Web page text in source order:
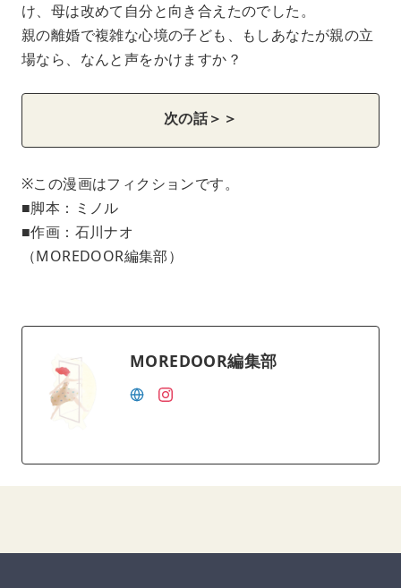
け、母は改めて自分と向き合えたのでした。
親の離婚で複雑な心境の子ども、もしあなたが親の立
場なら、なんと声をかけますか？
次の話＞＞
※この漫画はフィクションです。
■脚本：ミノル
■作画：石川ナオ
（MOREDOOR編集部）
MOREDOOR編集部